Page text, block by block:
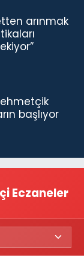
arınmak
başlıyor
Eczaneler